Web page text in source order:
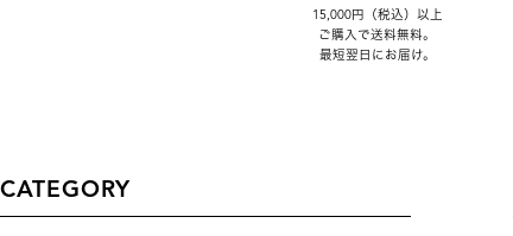
15,000円（税込）以上
ご購入で送料無料。
最短翌日にお届け。
CATEGORY